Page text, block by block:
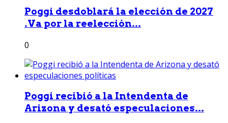
Poggi desdoblará la elección de 2027
.Va por la reelección...
0
Poggi recibió a la Intendenta de
Arizona y desató especulaciones...